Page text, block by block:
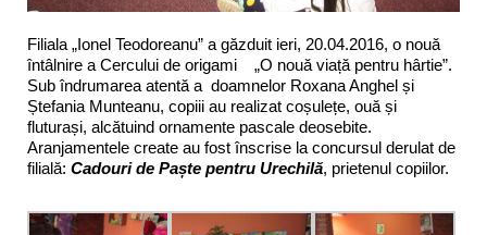
Filiala „Ionel Teodoreanu” a găzduit ieri, 20.04.2016, o nouă
întâlnire a Cercului de origami „O nouă viață pentru hârtie”.
Sub îndrumarea atentă a doamnelor Roxana Anghel și
Ștefania Munteanu, copiii au realizat coșulețe, ouă și
fluturași, alcătuind ornamente pascale deosebite.
Aranjamentele create au fost înscrise la concursul derulat de
filială: Cadouri de Paște pentru Urechilă, prietenul copiilor.